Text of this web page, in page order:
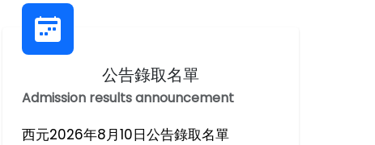
公告錄取名單
Admission results announcement
西元2026年8月10日公告錄取名單